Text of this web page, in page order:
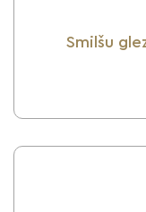
Smilšu